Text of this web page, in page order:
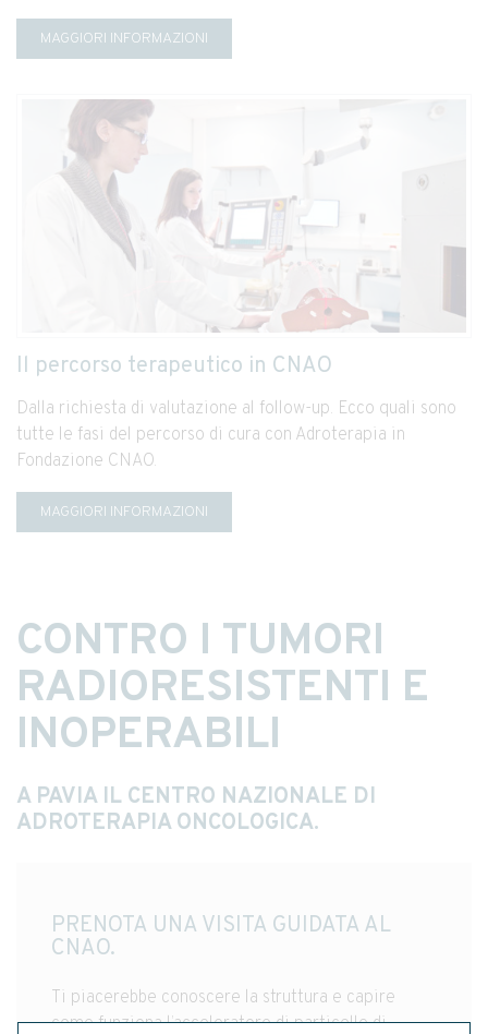
MAGGIORI INFORMAZIONI
Il percorso terapeutico in CNAO
Dalla richiesta di valutazione al follow-up. Ecco quali sono
tutte le fasi del percorso di cura con Adroterapia in
Fondazione CNAO.
MAGGIORI INFORMAZIONI
CONTRO I TUMORI
RADIORESISTENTI E
INOPERABILI
A PAVIA IL CENTRO NAZIONALE DI
ADROTERAPIA ONCOLOGICA.
PRENOTA UNA VISITA GUIDATA AL
CNAO.
Ti piacerebbe conoscere la struttura e capire
come funziona l’acceleratore di particelle di